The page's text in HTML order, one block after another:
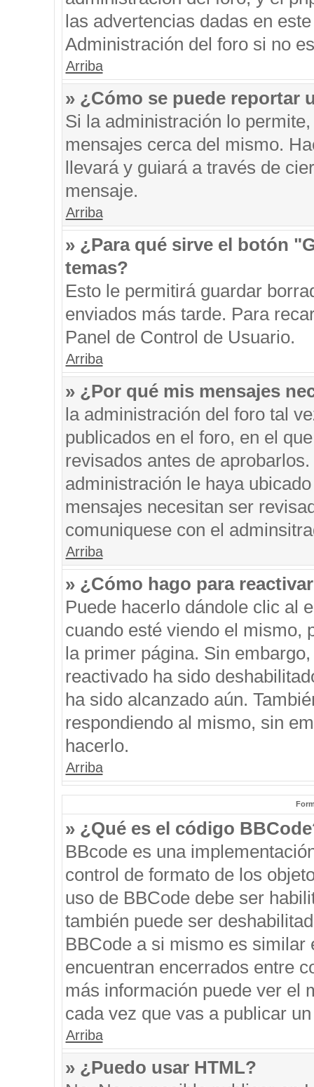
las advertencias dadas en
Administración del foro si no
Arriba
» ¿Cómo se puede reportar
Si la administración lo
mensajes cerca del mismo.
llevará y guiará a través de
mensaje.
Arriba
» ¿Para qué sirve el botón
temas?
Esto le permitirá guardar
enviados más tarde. Para
Panel de Control de Usuario.
Arriba
» ¿Por qué mis mensajes
la administración del foro tal
publicados en el foro, en el
revisados antes de
administración le haya
mensajes necesitan ser
comuniquese con el
Arriba
» ¿Cómo hago para
Puede hacerlo dándole clic al
cuando esté viendo el mismo,
la primer página. Sin
reactivado ha sido
ha sido alcanzado aún.
respondiendo al mismo, sin
hacerlo.
Arriba
» ¿Qué es el código
BBcode es una
control de formato de los
uso de BBCode debe ser
también puede ser
BBCode a si mismo es
encuentran encerrados entre
más información puede ver el
cada vez que vas a publicar
Arriba
» ¿Puedo usar HTML?